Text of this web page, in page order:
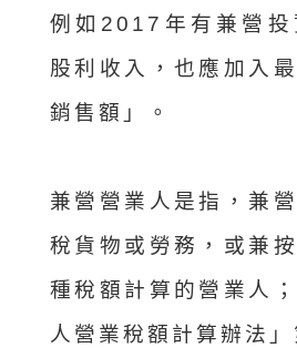
例如2017年有兼營投
股利收入，也應加入
銷售額」。
兼營營業人是指，兼
稅貨物或勞務，或兼
種稅額計算的營業人
人營業稅額計算辦法